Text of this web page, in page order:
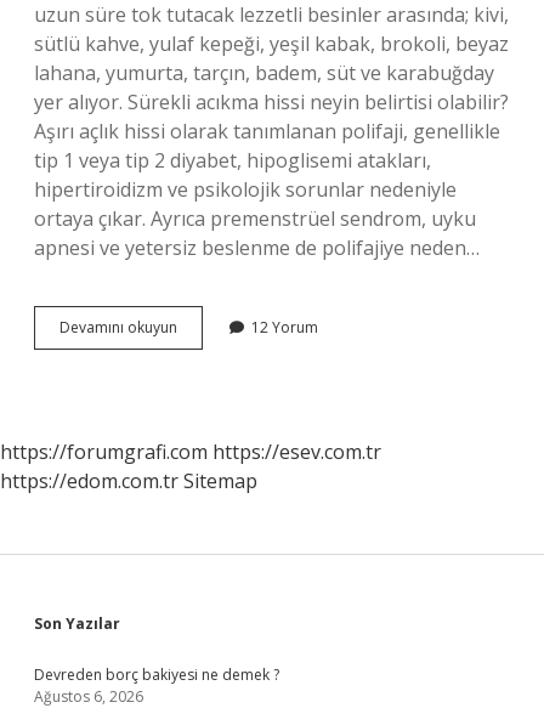
uzun süre tok tutacak lezzetli besinler arasında; kivi,
sütlü kahve, yulaf kepeği, yeşil kabak, brokoli, beyaz
lahana, yumurta, tarçın, badem, süt ve karabuğday
yer alıyor. Sürekli acıkma hissi neyin belirtisi olabilir?
Aşırı açlık hissi olarak tanımlanan polifaji, genellikle
tip 1 veya tip 2 diyabet, hipoglisemi atakları,
hipertiroidizm ve psikolojik sorunlar nedeniyle
ortaya çıkar. Ayrıca premenstrüel sendrom, uyku
apnesi ve yetersiz beslenme de polifajiye neden…
Devamını okuyun
Acıktım
12 Yorum
https://forumgrafi.com https://esev.com.tr
https://edom.com.trSitemap
Sidebar
Son Yazılar
Devreden borç bakiyesi ne demek ?
Ağustos 6, 2026